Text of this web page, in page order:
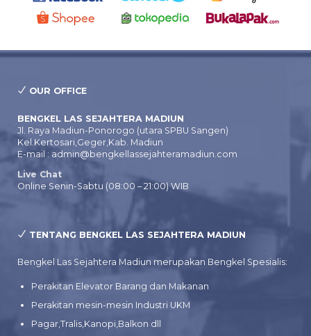
OUR OFFICE
BENGKEL LAS SEJAHTERA MADIUN
Jl. Raya Madiun-Ponorogo (utara SPBU Sangen)
Kel.Kertosari,Geger,Kab. Madiun
E-mail : admin@bengkellassejahteramadiun.com
Live Chat
Online Senin-Sabtu (08:00 – 21:00) WIB
TENTANG BENGKEL LAS SEJAHTERA MADIUN
Bengkel Las Sejahtera Madiun merupakan Bengkel Spesialis:
Perakitan Elevator Barang dan Makanan
Perakitan mesin-mesin Industri UKM
Pagar,Tralis,Kanopi,Balkon dll